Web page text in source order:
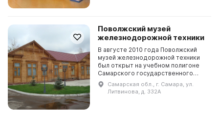
Поволжский музей
железнодорожной техники
В августе 2010 года Поволжский
музей железнодорожной техники
был открыт на учебном полигоне
Самарского государственного
университета путей сообщения.
Это место было выбрано не
случайно, ведь здесь про...
Самарская обл., г. Самара, ул.
Литвинова, д. 332А